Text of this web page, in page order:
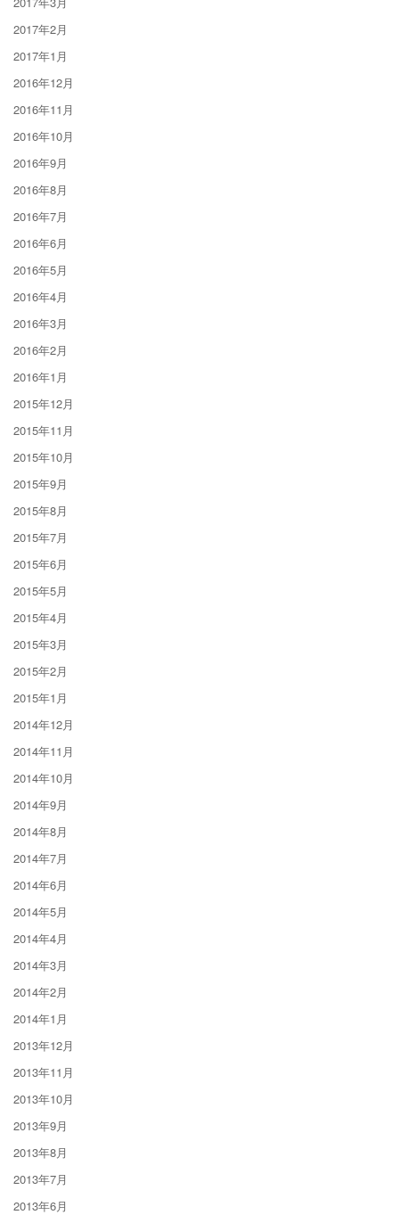
2017年2月
2017年1月
2016年12月
2016年11月
2016年10月
2016年9月
2016年8月
2016年7月
2016年6月
2016年5月
2016年4月
2016年3月
2016年2月
2016年1月
2015年12月
2015年11月
2015年10月
2015年9月
2015年8月
2015年7月
2015年6月
2015年5月
2015年4月
2015年3月
2015年2月
2015年1月
2014年12月
2014年11月
2014年10月
2014年9月
2014年8月
2014年7月
2014年6月
2014年5月
2014年4月
2014年3月
2014年2月
2014年1月
2013年12月
2013年11月
2013年10月
2013年9月
2013年8月
2013年7月
2013年6月